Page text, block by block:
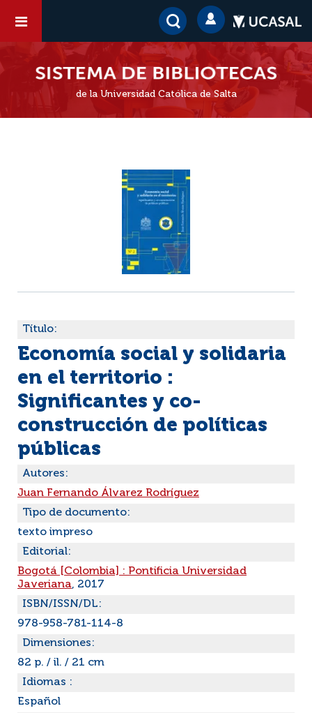
de la Universidad Católica de Salta
Título:
Economía social y solidaria
en el territorio :
Significantes y co-
construcción de políticas
públicas
Autores:
Juan Fernando Álvarez Rodríguez
Tipo de documento:
texto impreso
Editorial:
Bogotá [Colombia] : Pontificia Universidad
Javeriana, 2017
ISBN/ISSN/DL:
978-958-781-114-8
Dimensiones:
82 p. / il. / 21 cm
Idiomas :
Español